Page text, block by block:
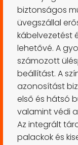
biztonságos
üvegszállal
kábelvezetést
lehetővé. A
számozott
beállítást. A
azonosítást
első és hátsó
valamint védi
Az integrált
palackok és